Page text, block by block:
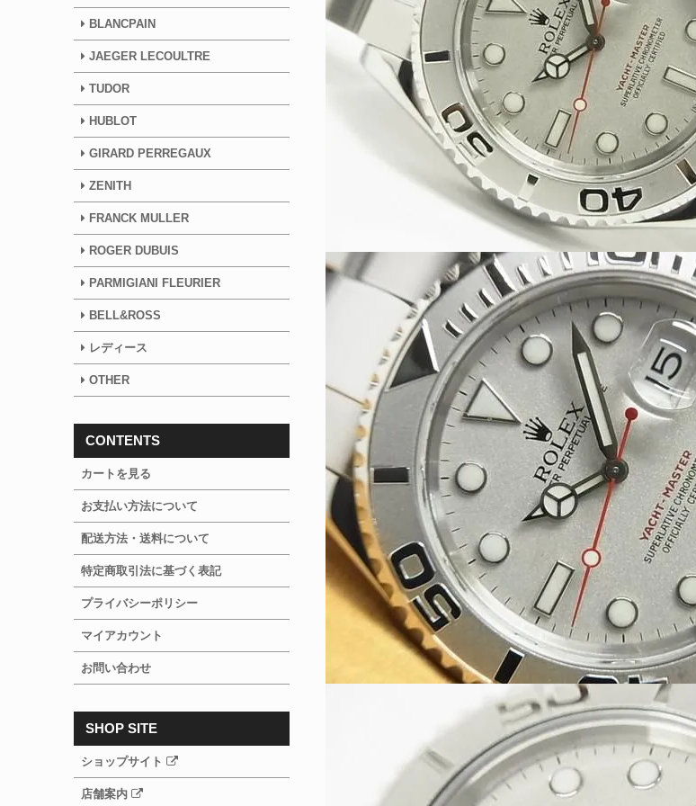
BLANCPAIN
JAEGER LECOULTRE
TUDOR
HUBLOT
GIRARD PERREGAUX
ZENITH
FRANCK MULLER
ROGER DUBUIS
PARMIGIANI FLEURIER
BELL&ROSS
レディース
OTHER
CONTENTS
カートを見る
お支払い方法について
配送方法・送料について
特定商取引法に基づく表記
プライバシーポリシー
マイアカウント
お問い合わせ
SHOP SITE
ショップサイト
店舗案内